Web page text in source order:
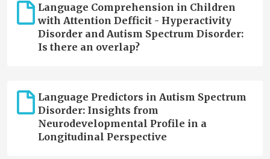
Language Comprehension in Children
with Attention Defficit - Hyperactivity
Disorder and Autism Spectrum Disorder:
Is there an overlap?
Language Predictors in Autism Spectrum
Disorder: Insights from
Neurodevelopmental Profile in a
Longitudinal Perspective